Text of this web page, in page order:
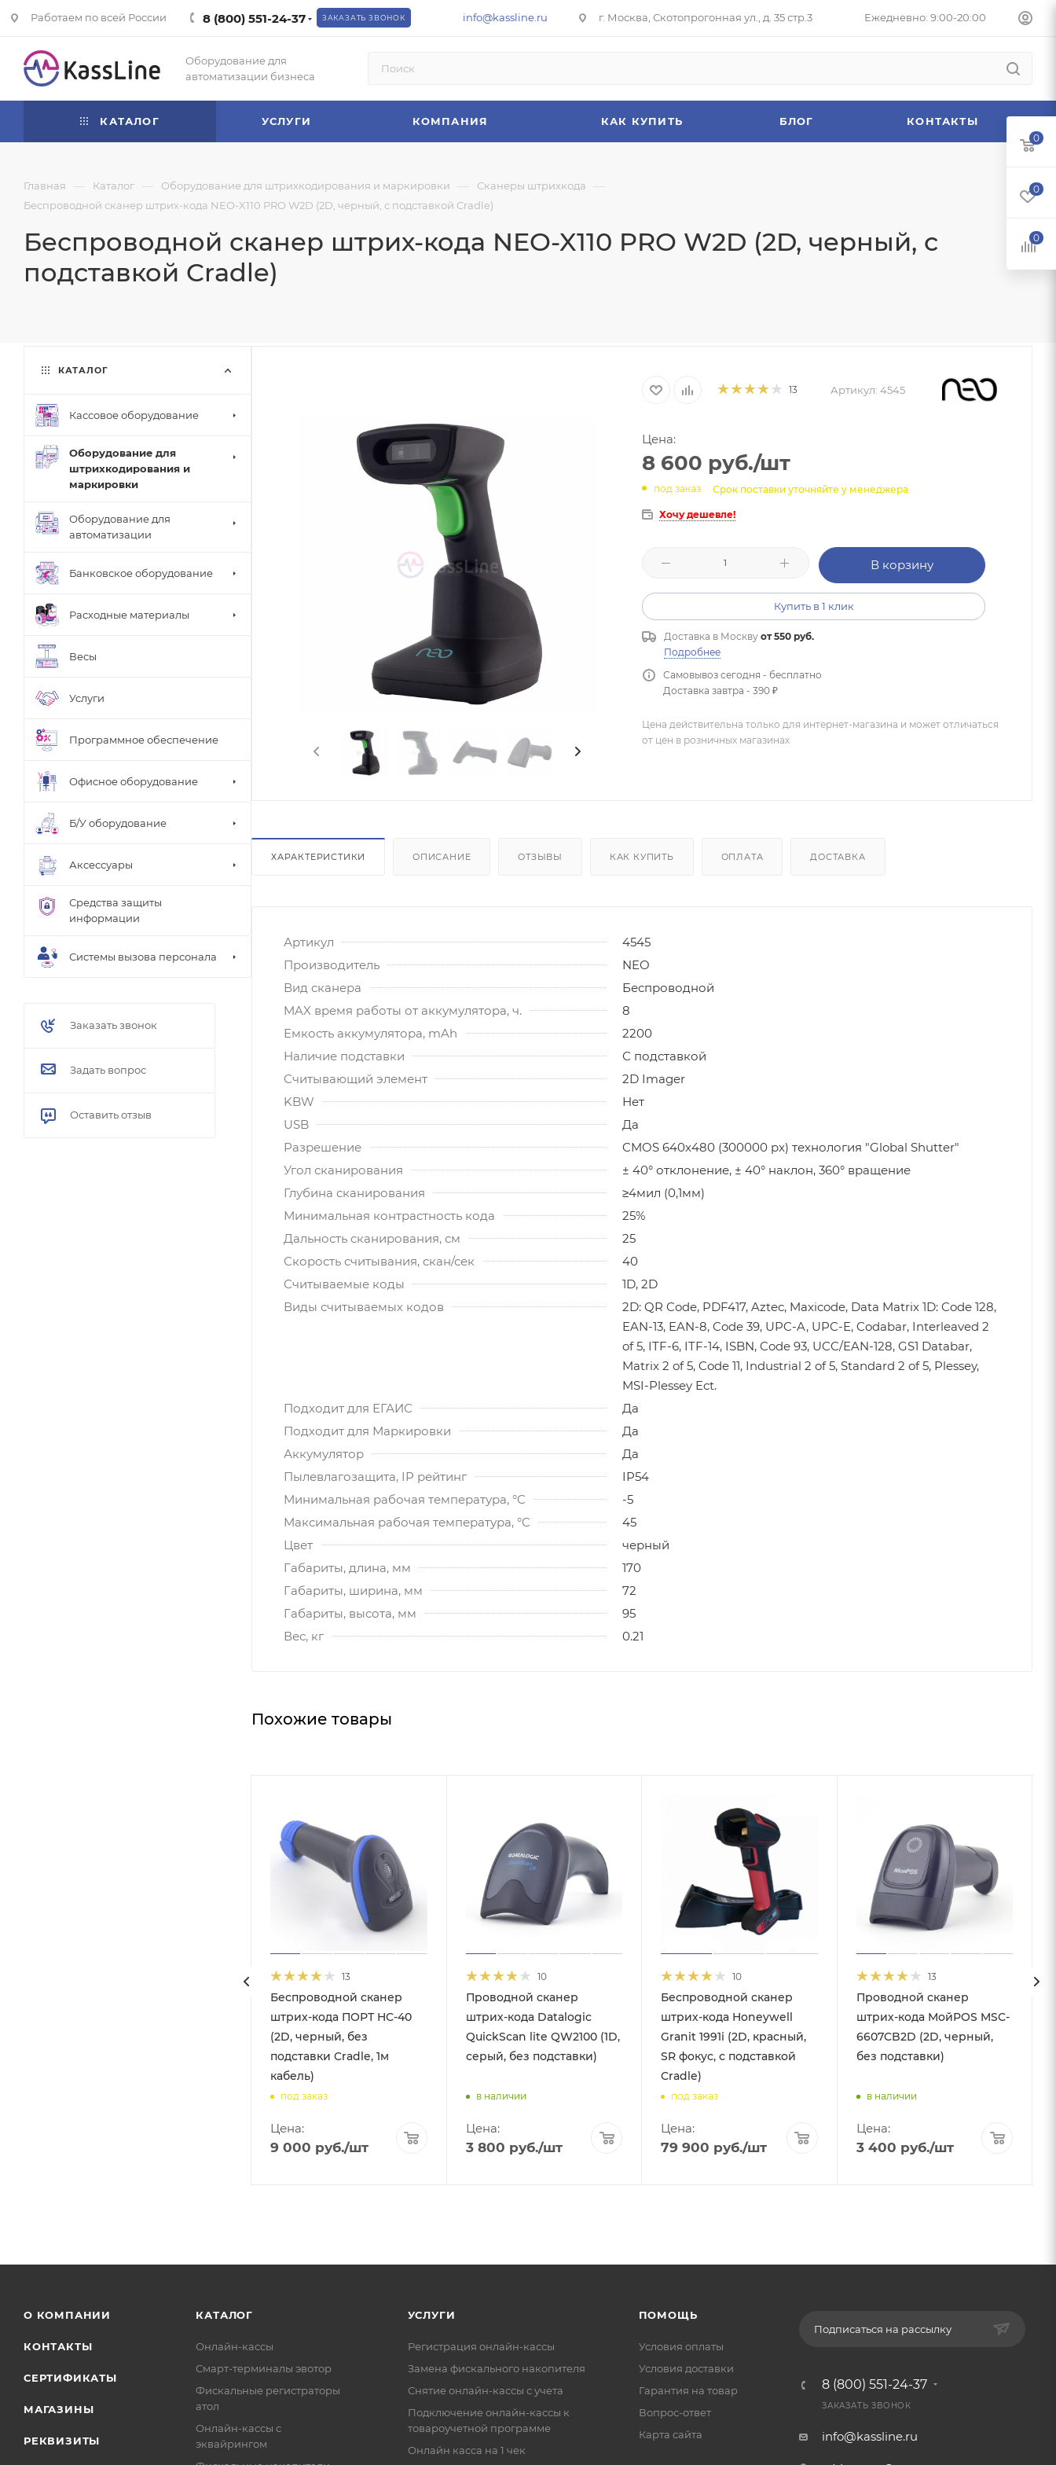
Работаем по всей России 8 (800) 551-24-37 ЗАКАЗАТЬ ЗВОНОК info@kassline.ru г. Москва, Скотопрогонная ул., д. 35 стр.3 Ежедневно: 9:00-20:00
Оборудование для
автоматизации бизнеса
КАТАЛОГ УСЛУГИ КОМПАНИЯ КАК КУПИТЬ БЛОГ КОНТАКТЫ
Главная — Каталог — Оборудование для штрихкодирования и маркировки — Сканеры штрихкода —
Беспроводной сканер штрих-кода NEO-X110 PRO W2D (2D, черный, с подставкой Cradle)
Беспроводной сканер штрих-кода NEO-X110 PRO W2D (2D, черный, с
подставкой Cradle)
13 Артикул: 4545
Цена:
8 600 руб./шт
под заказ Срок поставки уточняйте у менеджера
Хочу дешевле!
В корзину
Купить в 1 клик
Доставка в Москву от 550 руб.
Подробнее
Самовывоз сегодня - бесплатно
Доставка завтра - 390 ₽
Цена действительна только для интернет-магазина и может отличаться
от цен в розничных магазинах
ХАРАКТЕРИСТИКИ ОПИСАНИЕ ОТЗЫВЫ КАК КУПИТЬ ОПЛАТА ДОСТАВКА
Артикул
4545
Производитель
NEO
Вид сканера
Беспроводной
MAX время работы от аккумулятора, ч.
8
Емкость аккумулятора, mAh
2200
Наличие подставки
С подставкой
Считывающий элемент
2D Imager
KBW
Нет
USB
Да
Разрешение
CMOS 640х480 (300000 px) технология "Global Shutter"
Угол сканирования
± 40° отклонение, ± 40° наклон, 360° вращение
Глубина сканирования
≥4мил (0,1мм)
Минимальная контрастность кода
25%
Дальность сканирования, см
25
Скорость считывания, скан/сек
40
Считываемые коды
1D, 2D
Виды считываемых кодов
2D: QR Code, PDF417, Aztec, Maxicode, Data Matrix 1D: Code 128,
EAN-13, EAN-8, Code 39, UPC-A, UPC-E, Codabar, Interleaved 2
of 5, ITF-6, ITF-14, ISBN, Code 93, UCC/EAN-128, GS1 Databar,
Matrix 2 of 5, Code 11, Industrial 2 of 5, Standard 2 of 5, Plessey,
MSI-Plessey Ect.
Подходит для ЕГАИС
Да
Подходит для Маркировки
Да
Аккумулятор
Да
Пылевлагозащита, IP рейтинг
IP54
Минимальная рабочая температура, °C
-5
Максимальная рабочая температура, °C
45
Цвет
черный
Габариты, длина, мм
170
Габариты, ширина, мм
72
Габариты, высота, мм
95
Вес, кг
0.21
Похожие товары
13
Беспроводной сканер
штрих-кода ПОРТ HC-40
(2D, черный, без
подставки Cradle, 1м
кабель)
под заказ
Цена:
9 000 руб./шт
10
Проводной сканер
штрих-кода Datalogic
QuickScan lite QW2100 (1D,
серый, без подставки)
в наличии
Цена:
3 800 руб./шт
10
Беспроводной сканер
штрих-кода Honeywell
Granit 1991i (2D, красный,
SR фокус, с подставкой
Cradle)
под заказ
Цена:
79 900 руб./шт
13
Проводной сканер
штрих-кода МойPOS MSC-
6607CB2D (2D, черный,
без подставки)
в наличии
Цена:
3 400 руб./шт
КАТАЛОГ
Кассовое оборудование
Оборудование для
штрихкодирования и
маркировки
Оборудование для
автоматизации
Банковское оборудование
Расходные материалы
Весы
Услуги
Программное обеспечение
Офисное оборудование
Б/У оборудование
Аксессуары
Средства защиты
информации
Системы вызова персонала
Заказать звонок
Задать вопрос
Оставить отзыв
О КОМПАНИИ
КОНТАКТЫ
СЕРТИФИКАТЫ
МАГАЗИНЫ
РЕКВИЗИТЫ
КАТАЛОГ
Онлайн-кассы
Смарт-терминалы эвотор
Фискальные регистраторы
атол
Онлайн-кассы с
эквайрингом
УСЛУГИ
Регистрация онлайн-кассы
Замена фискального накопителя
Снятие онлайн-кассы с учета
Подключение онлайн-кассы к
товароучетной программе
Онлайн касса на 1 чек
ПОМОЩЬ
Условия оплаты
Условия доставки
Гарантия на товар
Вопрос-ответ
Карта сайта
Подписаться на рассылку
8 (800) 551-24-37
ЗАКАЗАТЬ ЗВОНОК
info@kassline.ru
0
0
0